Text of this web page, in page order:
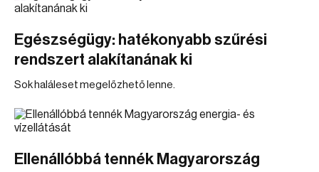
Egészségügy: hatékonyabb szűrési
rendszert alakítanának ki
Sok haláleset megelőzhető lenne.
Ellenállóbbá tennék Magyarország